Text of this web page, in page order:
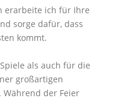
erarbeite ich für Ihre
sorge dafür, dass
kommt.
als auch für die
großartigen
der Feier